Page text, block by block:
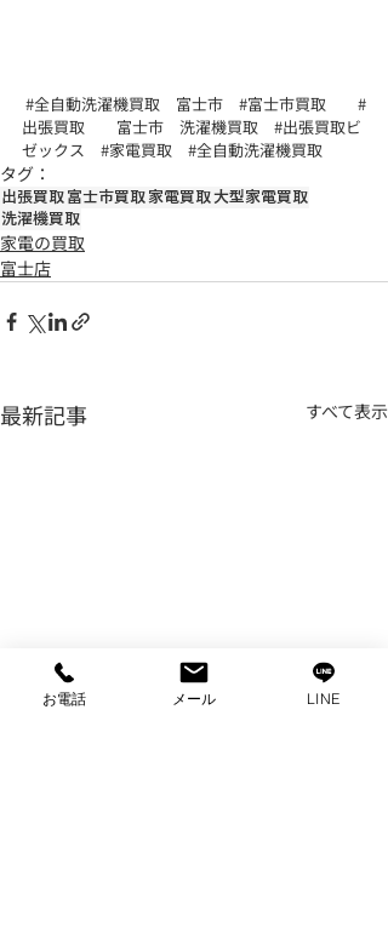
#全自動洗濯機買取 富士市 #富士市買取
#
出張買取 富士市　洗濯機買取 #出張買取ビ
ゼックス
#家電買取 #全自動洗濯機買取
タグ：
出張買取 富士市買取 家電買取大型家電買取
洗濯機買取
家電の買取
富士店
最新記事 すべて表示
お電話 メール LINE